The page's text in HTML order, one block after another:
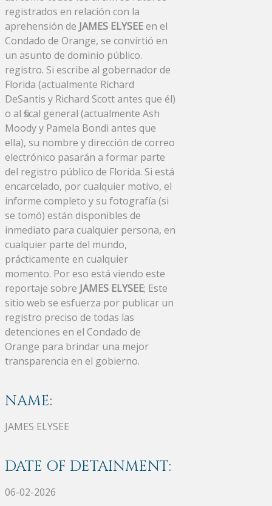
registrados en relación con la
aprehensión de JAMES ELYSEEen el
Condado de Orange, se convirtió en
un asunto de dominio público.
registro. Si escribe al gobernador de
Florida (actualmente Richard
DeSantis y Richard Scott antes que él)
o al fiscal general (actualmente Ash
Moody y Pamela Bondi antes que
ella), su nombre y dirección de correo
electrónico pasarán a formar parte
del registro público de Florida. Si está
encarcelado, por cualquier motivo, el
informe completo y su fotografía (si
se tomó) están disponibles de
inmediato para cualquier persona, en
cualquier parte del mundo,
prácticamente en cualquier
momento. Por eso está viendo este
reportaje sobre JAMES ELYSEE; Este
sitio web se esfuerza por publicar un
registro preciso de todas las
detenciones en el Condado de
Orange para brindar una mejor
transparencia en el gobierno.
NAME:
JAMES ELYSEE
DATE OF DETAINMENT:
06-02-2026